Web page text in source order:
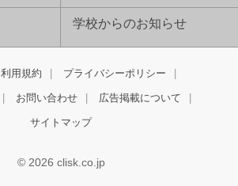
学校からのお知らせ
利用規約 プライバシーポリシー
お問い合わせ 広告掲載について
サイトマップ
© 2026 clisk.co.jp